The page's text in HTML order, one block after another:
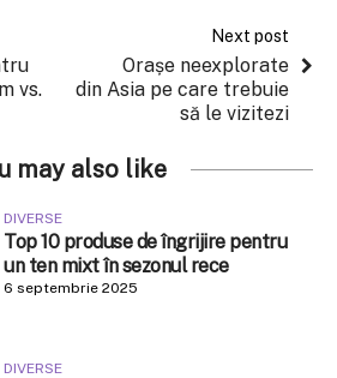
vs.
Next post
Orașe neexplorate
din Asia pe care trebuie
să le vizitezi
may also like
DIVERSE
Top 10 produse de îngrijire pentru
un ten mixt în sezonul rece
6 septembrie 2025
DIVERSE